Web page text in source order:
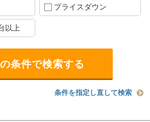
プライスダウン
以上
条件を指定し直して検索